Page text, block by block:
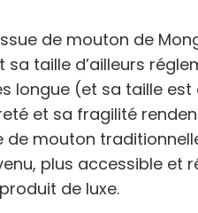
de mouton de
taille d’ailleurs
longue (et sa taille
et sa fragilité
de mouton
plus accessible et
de luxe.